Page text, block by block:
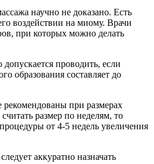
научно не доказано. Есть
воздействии на миому. Врачи
при которых можно делать
проводить, если
образования составляет до
при размерах
размер по неделям, то
от 4-5 недель увеличения
аккуратно назначать